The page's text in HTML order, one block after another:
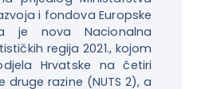
i fondova Europske
je nova Nacionalna
regija 2021., kojom
Hrvatske na četiri
druge razine (NUTS 2), a